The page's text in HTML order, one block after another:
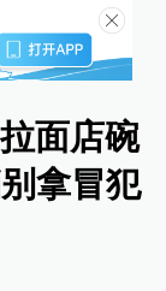
面店碗
拿冒犯